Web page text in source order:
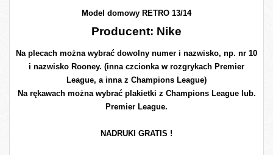
Model domowy RETRO 13/14
Producent: Nike
Na plecach można wybrać dowolny numer i nazwisko, np. nr 10
i nazwisko Rooney. (inna czcionka w rozgrykach Premier
League, a inna z Champions League)
Na rękawach można wybrać plakietki z Champions League lub.
Premier League.
NADRUKI GRATIS !